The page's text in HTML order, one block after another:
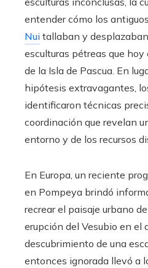
entender cómo los
Nui tallaban y
esculturas pétreas que
de la Isla de Pascua. En
hipótesis extravagantes,
identificaron técnicas
coordinación que revelan
entorno y de los recursos
En Europa, un reciente
en Pompeya brindó
recrear el paisaje urbano
erupción del Vesubio en el
descubrimiento de una
entonces ignorada llevó a